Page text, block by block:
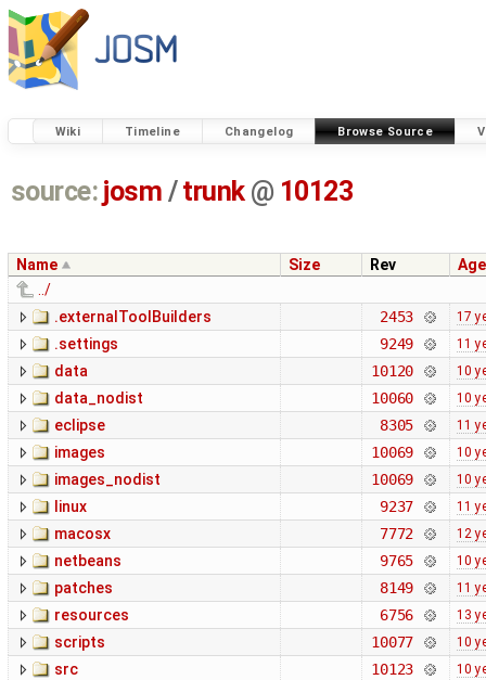
Wiki Timeline Changelog Browse Source
source: josm / trunk @ 10123
Name Size Rev
Age
../
.externalToolBuilders
2453 17
.settings 9249 11
data 10120 10
data_nodist 10060 10
eclipse 8305 11
images 10069 10
images_nodist 10069 10
linux 9237 11
macosx 7772 12
netbeans 9765 10
patches 8149 11
resources 6756 13
scripts 10077 10
src 10123 10